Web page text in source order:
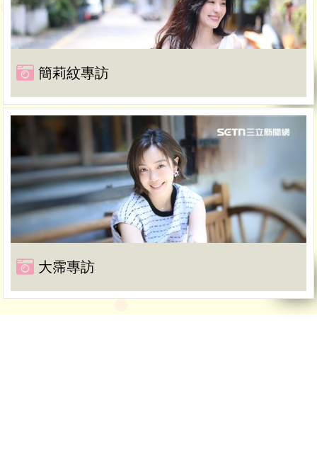
簡莉紋專訪
大霈專訪